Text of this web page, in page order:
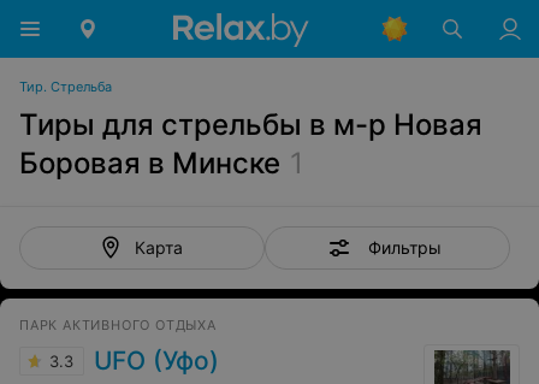
Тир. Стрельба
Тиры для стрельбы в м-р Новая
Боровая в Минске 1
Карта Фильтры
ПАРК АКТИВНОГО ОТДЫХА
3.3 UFO (Уфо)